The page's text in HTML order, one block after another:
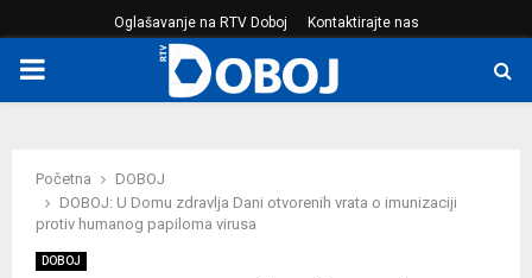
Oglašavanje na RTV Doboj Kontaktirajte nas
PRIMARY
Početna
DOBOJ
DOBOJ: U Domu zdravlja Dani otvorenih vrata o imunizaciji
protiv humanog papiloma virusa
DOBOJ